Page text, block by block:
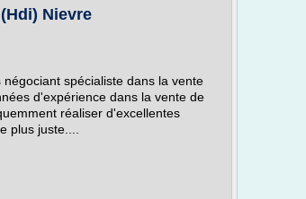
Nievre
spécialiste dans la vente
d'expérience dans la vente de
réaliser d'excellentes
plus juste....